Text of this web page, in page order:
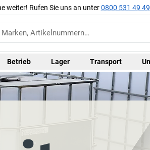
weiter! Rufen Sie uns an unter0800 531 49 49
Betrieb Lager Transport